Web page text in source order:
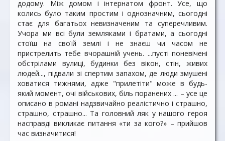
додому. Між домом і інтернатом фронт. Усе, що
колись було таким простим і однозначним, сьогодні
стає для багатьох невизначеним та суперечливим.
Учора ми всі були земляками і братами, а сьогодні
стоїш на своїй землі і не знаєш чи часом не
пристрелить тебе вчорашній учень. ...пусті поневічені
обстрілами вулиці, будинки без вікон, стін, живих
людей..., підвали зі спертим запахом, де люди змушені
ховатися тижнями, адже "прилетіти" може в будь-
який момент, очі військових, біль поранених ... – усе це
описано в романі надзвичайно реалістично і страшно,
страшно, страшно... Та головний ляк у нашого героя
насправді викликає питання «ти за кого?» – прийшов
час визначитися!